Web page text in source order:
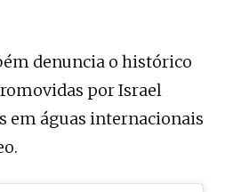
denuncia o histórico
por Israel
em águas internacionais